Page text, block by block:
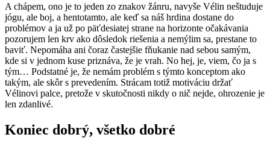
A chápem, ono je to jeden zo znakov žánru, navyše Vélin neštuduje
jógu, ale boj, a hentotamto, ale keď sa náš hrdina dostane do
problémov a ja už po päťdesiatej strane na horizonte očakávania
pozorujem len krv ako dôsledok riešenia a nemýlim sa, prestane to
baviť. Nepomáha ani čoraz častejšie fňukanie nad sebou samým,
kde si v jednom kuse priznáva, že je vrah. No hej, je, viem, čo ja s
tým… Podstatné je, že nemám problém s týmto konceptom ako
takým, ale skôr s prevedením. Strácam totiž motiváciu držať
Vélinovi palce, pretože v skutočnosti nikdy o nič nejde, ohrozenie je
len zdanlivé.
Koniec dobrý, všetko dobré